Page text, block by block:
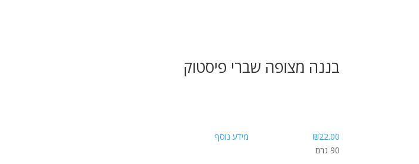
בננה מצופה שברי פיסטוק
₪22.00
מידע נוסף
90 גרם